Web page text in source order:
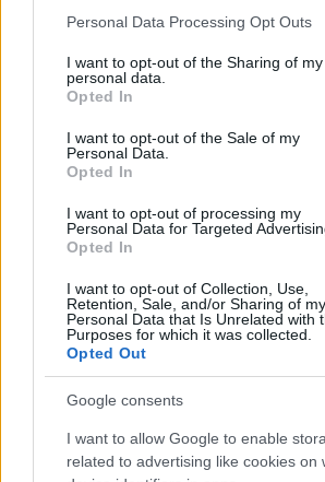
Please note that this website/app uses
not limited to your visit or usage
grant or deny consent to Google and its
use your data for below specified
consent section.
Personal Data Processing Opt Outs
I want to opt-out of the Sharing of my
personal data.
Opted In
I want to opt-out of the Sale of my
Personal Data.
Opted In
I want to opt-out of processing my
Personal Data for Targeted
Opted In
I want to opt-out of Collection, Use,
Retention, Sale, and/or Sharing of my
Personal Data that Is Unrelated with
Purposes for which it was collected.
Opted Out
Google consents
I want to allow Google to enable
related to advertising like cookies on
természetesen elítélte a
„indokolatlannak” nevezve az
aktivistákkal szemben, akik
szerintük „szolidaritást
emberi jogokat
A Global Sumud Flotilla még
állításuk szerint az egész
ki, mert egy családtag át
egyik visszatérő aktivistát,
megakadályoztak – és ez
brutalitáshoz”.